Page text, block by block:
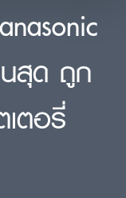
สุด ถูก
ตอรี่